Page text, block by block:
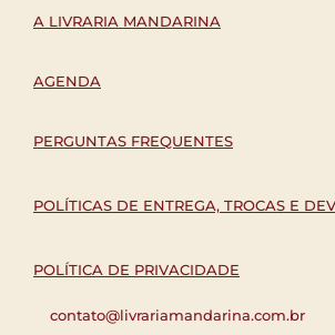
A LIVRARIA MANDARINA
AGENDA
PERGUNTAS FREQUENTES
POLÍTICAS DE ENTREGA, TROCAS E
POLÍTICA DE PRIVACIDADE
contato@livrariamandarina.com.br